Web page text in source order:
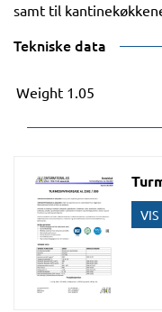
samt til
Tekniske data
Weight 1.05
VIS